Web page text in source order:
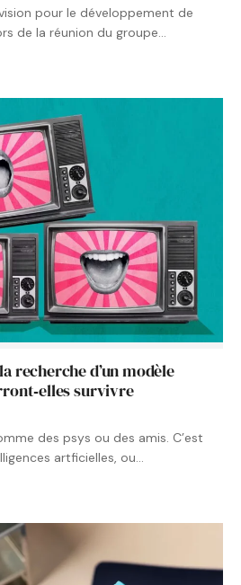
pour le développement de
de la réunion du groupe…
recherche d’un modèle
survivre
des psys ou des amis. C’est
artficielles, ou…